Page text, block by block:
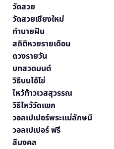
วัดสวย
วัดสวยเชียงใหม่
ทำนายฝัน
สถิติหวยรายเดือน
ดวงรายวัน
บทสวดมนต์
วิธีบนไอ้ไข่
ไหว้ท้าวเวสสุวรรณ
วิธีไหว้วัดแขก
วอลเปเปอร์พระแม่ลักษมี
วอลเปเปอร์ ฟรี
สีมงคล